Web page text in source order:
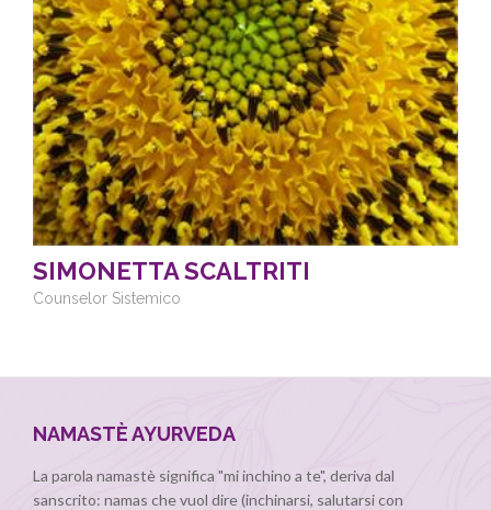
SIMONETTA SCALTRITI
Counselor Sistemico
NAMASTÈ AYURVEDA
La parola namastè significa "mi inchino a te", deriva dal
sanscrito: namas che vuol dire (inchinarsi, salutarsi con